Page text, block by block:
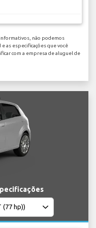
não podemos
as especificações que você
com a empresa de aluguel de